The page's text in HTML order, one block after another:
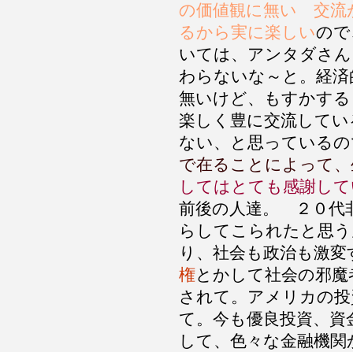
の価値観に無い 交流
るから実に楽しいの
いては、アンタダさ
わらないな～と。経
無いけど、もすかす
楽しく豊に交流して
ない、と思っている
で在ることによって
してはとても感謝し
前後の人達。 ２０代
らしてこられたと思
り、社会も政治も激
権とかして社会の邪
されて。アメリカの
て。今も優良投資、
して、色々な金融機